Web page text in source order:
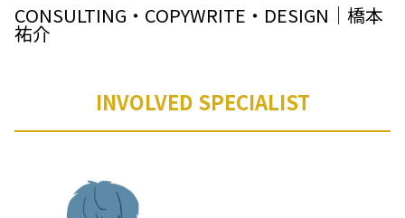
CONSULTING・COPYWRITE・DESIGN｜橋本
祐介
INVOLVED SPECIALIST